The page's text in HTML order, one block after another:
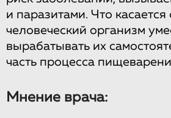
и паразитами. Что
человеческий организм
вырабатывать их
часть процесса
Мнение врача: